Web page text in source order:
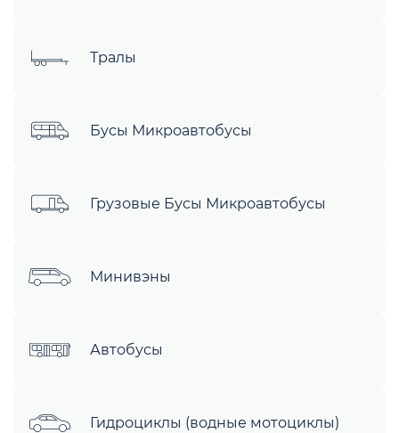
Тралы
Бусы Микроавтобусы
Грузовые Бусы Микроавтобусы
Минивэны
Автобусы
Гидроциклы (водные мотоциклы)